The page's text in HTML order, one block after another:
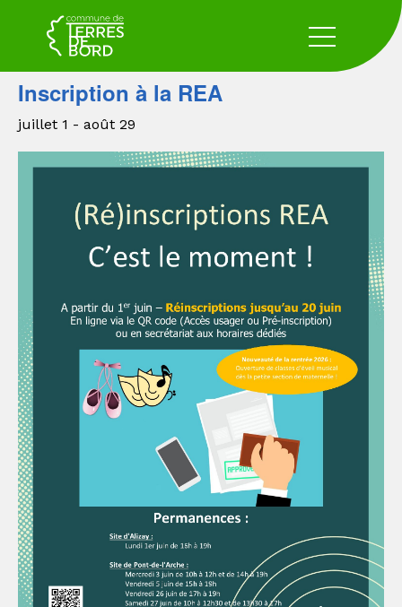
« Tous les Évènements
Inscription à la REA
juillet 1 - août 29